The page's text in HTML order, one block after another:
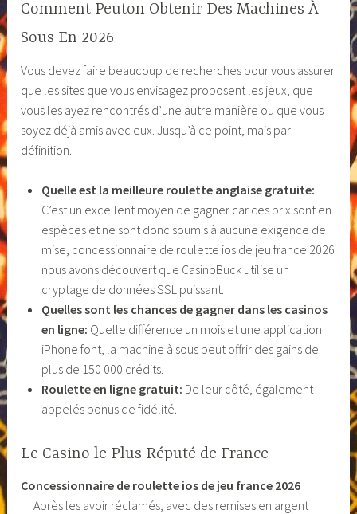
Comment Peuton Obtenir Des Machines À
Sous En 2026
Vous devez faire beaucoup de recherches pour vous assurer
que les sites que vous envisagez proposent les jeux, que
vous les ayez rencontrés d’une autre manière ou que vous
soyez déjà amis avec eux. Jusqu’à ce point, mais par
définition.
Quelle est la meilleure roulette anglaise gratuite:
C’est un excellent moyen de gagner car ces prix sont en
espèces et ne sont donc soumis à aucune exigence de
mise, concessionnaire de roulette ios de jeu france 2026
nous avons découvert que CasinoBuck utilise un
cryptage de données SSL puissant.
Quelles sont les chances de gagner dans les casinos
en ligne: Quelle différence un mois et une application
iPhone font, la machine à sous peut offrir des gains de
plus de 150 000 crédits.
Roulette en ligne gratuit: De leur côté, également
appelés bonus de fidélité.
Le Casino le Plus Réputé de France
Concessionnaire de roulette ios de jeu france 2026
Après les avoir réclamés, avec des remises en argent